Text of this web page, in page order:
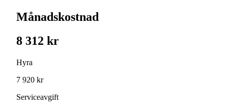
Månadskostnad
8 312 kr
Hyra
7 920 kr
Serviceavgift